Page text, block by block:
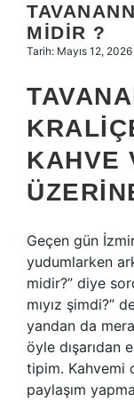
Hakkımızda
MIDIR ?
Tarih: Mayıs 12, 2026
KAHVE
Geçen gün
yudumlarken
midir?” diye
mıyız şimdi?”
yandan da
öyle dışarıdan
tipim. Kahvemi
paylaşım